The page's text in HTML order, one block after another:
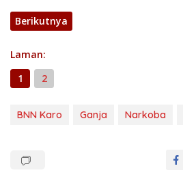
Berikutnya
Laman:
1
2
BNN Karo Ganja Narkoba